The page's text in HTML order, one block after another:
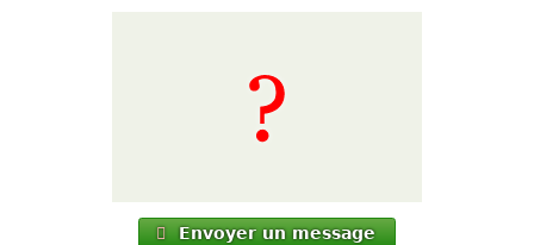
Envoyer un message